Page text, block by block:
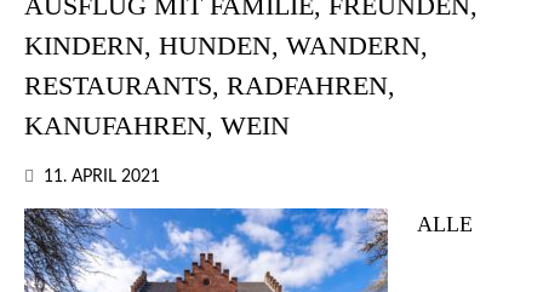
KINDERN, HUNDEN, WANDERN,
RESTAURANTS, RADFAHREN,
KANUFAHREN, WEIN
11. APRIL 2021
ALLE